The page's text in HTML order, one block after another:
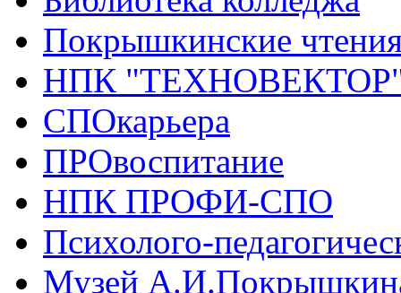
Покрышкинские
НПК
СПОкарьера
ПРОвоспитание
НПК ПРОФИ-СПО
Психолого-
Музей